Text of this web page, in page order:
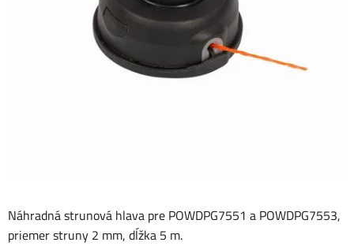
Náhradná strunová hlava pre POWDPG7551 a POWDPG7553,
priemer struny 2 mm, dĺžka 5 m.